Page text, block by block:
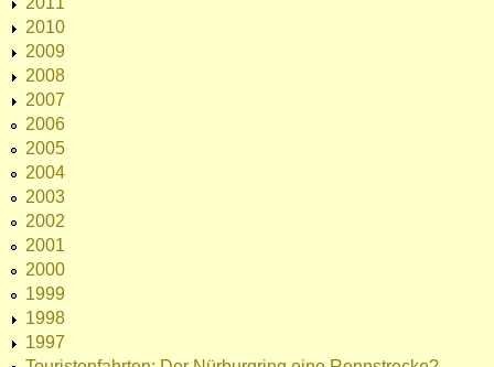
2010
2009
2008
2007
2006
2005
2004
2003
2002
2001
2000
1999
1998
1997